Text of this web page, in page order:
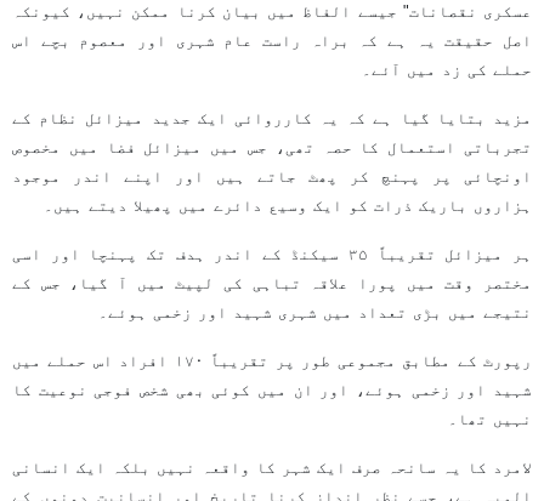
عسکری نقصانات" جیسے الفاظ میں بیان کرنا ممکن نہیں، کیونکہ
اصل حقیقت یہ ہے کہ براہ راست عام شہری اور معصوم بچے اس
حملے کی زد میں آئے۔
مزید بتایا گیا ہے کہ یہ کارروائی ایک جدید میزائل نظام کے
تجرباتی استعمال کا حصہ تھی، جس میں میزائل فضا میں مخصوص
اونچائی پر پہنچ کر پھٹ جاتے ہیں اور اپنے اندر موجود
ہزاروں باریک ذرات کو ایک وسیع دائرے میں پھیلا دیتے ہیں۔
ہر میزائل تقریباً ۳۵ سیکنڈ کے اندر ہدف تک پہنچا اور اسی
مختصر وقت میں پورا علاقہ تباہی کی لپیٹ میں آ گیا، جس کے
نتیجے میں بڑی تعداد میں شہری شہید اور زخمی ہوئے۔
رپورٹ کے مطابق مجموعی طور پر تقریباً ۱۷۰ افراد اس حملے میں
شہید اور زخمی ہوئے، اور ان میں کوئی بھی شخص فوجی نوعیت کا
نہیں تھا۔
لامرد کا یہ سانحہ صرف ایک شہر کا واقعہ نہیں بلکہ ایک انسانی
المیہ ہے، جسے نظر انداز کرنا تاریخ اور انسانیت دونوں کے